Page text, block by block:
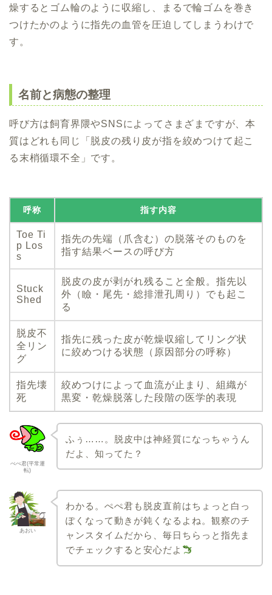
燥するとゴム輪のように収縮し、まるで輪ゴムを巻き
つけたかのように指先の血管を圧迫してしまうわけで
す。
名前と病態の整理
呼び方は飼育界隈やSNSによってさまざまですが、本
質はどれも同じ「脱皮の残り皮が指を絞めつけて起こ
る末梢循環不全」です。
呼称 指す内容
Toe Ti
p Los
s
指先の先端（爪含む）の脱落そのものを
指す結果ベースの呼び方
Stuck
Shed
脱皮の皮が剥がれ残ること全般。指先以
外（瞼・尾先・総排泄孔周り）でも起こ
る
脱皮不
全リン
グ
指先に残った皮が乾燥収縮してリング状
に絞めつける状態（原因部分の呼称）
指先壊
死
絞めつけによって血流が止まり、組織が
黒変・乾燥脱落した段階の医学的表現
ぺぺ君(平常運
転)
ふぅ……。脱皮中は神経質になっちゃうん
だよ、知ってた？
あおい
わかる。ぺぺ君も脱皮直前はちょっと白っ
ぽくなって動きが鈍くなるよね。観察のチ
ャンスタイムだから、毎日ちらっと指先ま
でチェックすると安心だよ